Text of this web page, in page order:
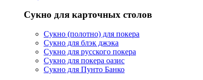
Сукно для карточных столов
Сукно (полотно) для покера
Сукно для блэк джэка
Сукно для русского покера
Сукно для покера оазис
Сукно для Пунто Банко